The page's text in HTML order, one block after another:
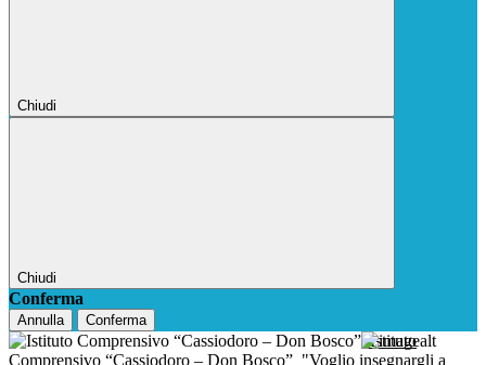
Chiudi
Chiudi
Conferma
Annulla Conferma
Istituto
Comprensivo “Cassiodoro – Don Bosco” "Voglio insegnargli a